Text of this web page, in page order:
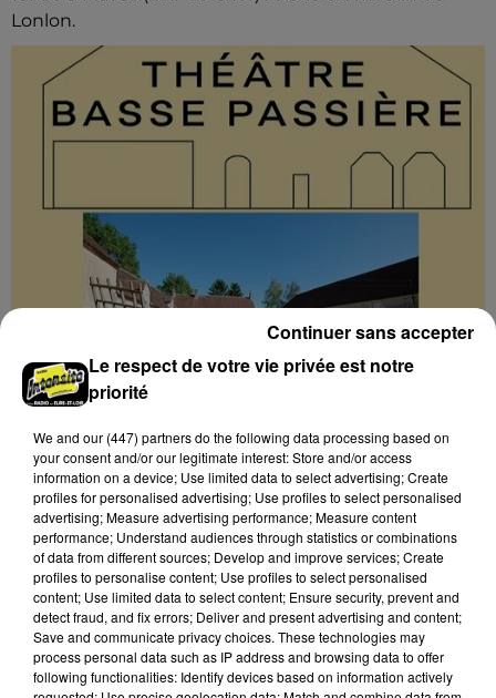
Lonlon.
PRÉAUX-DU-PERCHE (61) - LE BARBIER DE
SÉVILLE
Samedi 29 août à 19h00 au Théâtre Basse Passière à
Préaux-du-Perche (Perche-en-Nocé, Orne) : Le
Barbier de Séville. Opéra de Gioachino Rossini. Par la...
Le respect de votre vie privée est notre
priorité
We and our (447) partnersdo the following data processing based on
your consent and/or our legitimate interest: Store and/or access
information on a device; Use limited data to select advertising; Create
profiles for personalised advertising; Use profiles to select personalised
advertising; Measure advertising performance; Measure content
performance; Understand audiences through statistics or combinations
of data from different sources; Develop and improve services; Create
profiles to personalise content; Use profiles to select personalised
content; Use limited data to select content; Ensure security, prevent and
detect fraud, and fix errors; Deliver and present advertising and content;
Save and communicate privacy choices. These technologies may
process personal data such as IP address and browsing data to offer
following functionalities: Identify devices based on information actively
Continuer sans accepter